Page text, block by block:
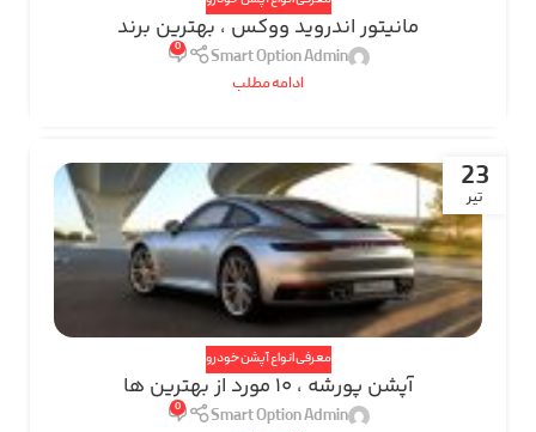
مانیتور اندروید ووکس ، بهترین برند
Smart Option Admin
0
ادامه مطلب
23
تیر
معرفی انواع آپشن خودرو
آپشن پورشه ، 10 مورد از بهترین ها
Smart Option Admin
0